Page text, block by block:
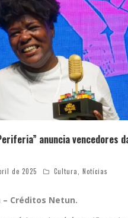
Em abril, Boulevard Shopping BH realiza sorteio de TVs 4K
anuncia vencedores
de 2025 Cultura, Notícias
Créditos Netun.